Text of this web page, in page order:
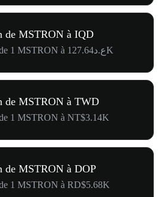
de MSTRON à IQD
Conversion de 1 MSTRON à ع.د127.64K
de MSTRON à TWD
1 MSTRON à NT$3.14K
de MSTRON à DOP
1 MSTRON à RD$5.68K